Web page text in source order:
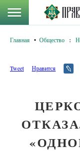
Главная Общество :
Tweet Нравится